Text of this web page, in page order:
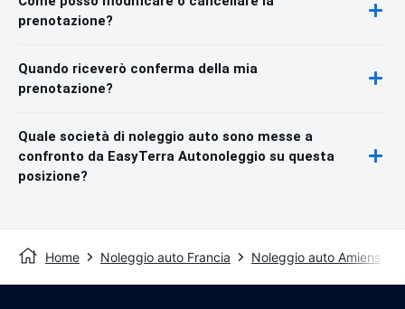
prenotazione?
Quando riceverò conferma della mia
prenotazione?
Quale società di noleggio auto sono messe a
confronto da EasyTerra Autonoleggio su questa
posizione?
Home Noleggio auto Francia Noleggio auto Amiens